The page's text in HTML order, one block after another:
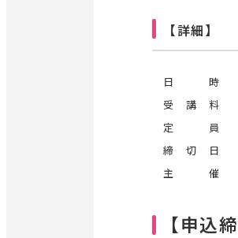
ま
【詳細】
日 時 ：
受 講 料
定 員 ：
締 切 日
主 催 ：
【申込